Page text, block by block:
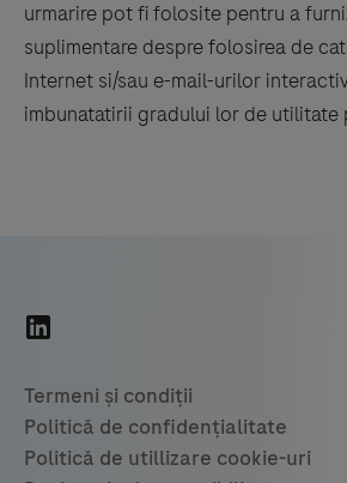
urmarire pot fi folosite pentru a
suplimentare despre folosirea de
Internet si/sau e-mail-urilor
imbunatatirii gradului lor de utilitate